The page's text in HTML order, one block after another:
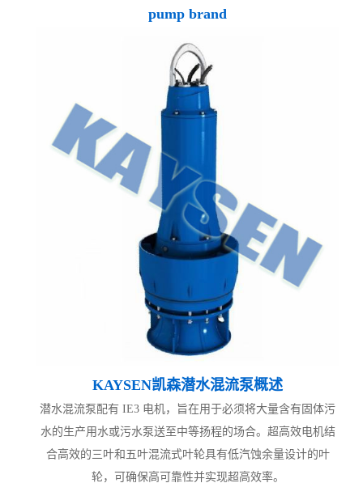
pump brand
KAYSEN凯森潜水混流泵概述
潜水混流泵配有 IE3 电机，旨在用于必须将大量含有固体污
水的生产用水或污水泵送至中等扬程的场合。超高效电机结
合高效的三叶和五叶混流式叶轮具有低汽蚀余量设计的叶
轮，可确保高可靠性并实现超高效率。